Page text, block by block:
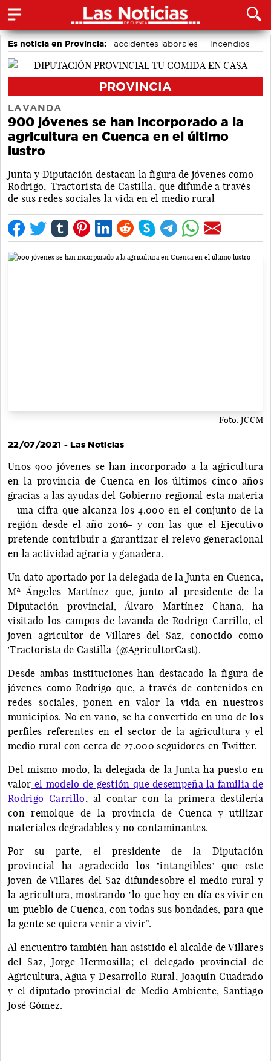
Es noticia en Provincia: accidentes laborales
Incendios
Medio Ambiente
PROVINCIA
LAVANDA
900 jóvenes se han incorporado a la
agricultura en Cuenca en el último
lustro
Junta y Diputación destacan la figura de jóvenes como
Rodrigo, 'Tractorista de Castilla', que difunde a través
de sus redes sociales la vida en el medio rural
Foto: JCCM
22/07/2021 - Las Noticias
Unos 900 jóvenes se han incorporado a la agricultura
en la provincia de Cuenca en los últimos cinco años
gracias a las ayudas del Gobierno regional esta materia
- una cifra que alcanza los 4.000 en el conjunto de la
región desde el año 2016- y con las que el Ejecutivo
pretende contribuir a garantizar el relevo generacional
en la actividad agraria y ganadera.
Un dato aportado por la delegada de la Junta en Cuenca,
Mª Ángeles Martínez que, junto al presidente de la
Diputación provincial, Álvaro Martínez Chana, ha
visitado los campos de lavanda de Rodrigo Carrillo, el
joven agricultor de Villares del Saz, conocido como
'Tractorista de Castilla' (@AgricultorCast).
Desde ambas instituciones han destacado la figura de
jóvenes como Rodrigo que, a través de contenidos en
redes sociales, ponen en valor la vida en nuestros
municipios. No en vano, se ha convertido en uno de los
perfiles referentes en el sector de la agricultura y el
medio rural con cerca de 27.000 seguidores en Twitter.
Del mismo modo, la delegada de la Junta ha puesto en
valor el modelo de gestión que desempeña la familia de
Rodrigo Carrillo, al contar con la primera destilería
con remolque de la provincia de Cuenca y utilizar
materiales degradables y no contaminantes.
Por su parte, el presidente de la Diputación
provincial ha agradecido los "intangibles" que este
joven de Villares del Saz difundesobre el medio rural y
la agricultura, mostrando "lo que hoy en día es vivir en
un pueblo de Cuenca, con todas sus bondades, para que
la gente se quiera venir a vivir”.
Al encuentro también han asistido el alcalde de Villares
del Saz, Jorge Hermosilla; el delegado provincial de
Agricultura, Agua y Desarrollo Rural, Joaquín Cuadrado
y el diputado provincial de Medio Ambiente, Santiago
José Gómez.